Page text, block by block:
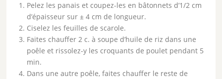
Pelez les panais et coupez-les en bâtonnets d’1/2 cm
d’épaisseur sur ± 4 cm de longueur.
Ciselez les feuilles de scarole.
Faites chauffer 2 c. à soupe d’huile de riz dans une
poêle et rissolez-y les croquants de poulet pendant 5
min.
Dans une autre poêle, faites chauffer le reste de